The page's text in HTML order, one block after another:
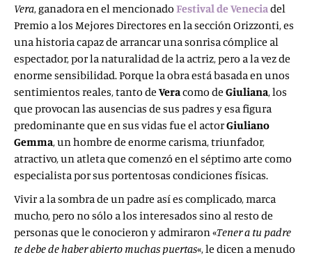
Vera, ganadora en el mencionado Festival de Venecia del
Premio a los Mejores Directores en la sección Orizzonti, es
una historia capaz de arrancar una sonrisa cómplice al
espectador, por la naturalidad de la actriz, pero a la vez de
enorme sensibilidad. Porque la obra está basada en unos
sentimientos reales, tanto deVeracomo de Giuliana, los
que provocan las ausencias de sus padres y esa figura
predominante que en sus vidas fue el actorGiuliano
Gemma, un hombre de enorme carisma, triunfador,
atractivo, un atleta que comenzó en el séptimo arte como
especialista por sus portentosas condiciones físicas.
Vivir a la sombra de un padre así es complicado, marca
mucho, pero no sólo a los interesados sino al resto de
personas que le conocieron y admiraron «Tener a tu padre
te debe de haber abierto muchas puertas«, le dicen a menudo